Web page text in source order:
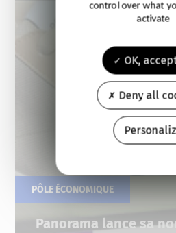
Panorama lance sa
PÔLE ÉCONOMIQUE
control over what
activate
OK,
Deny all